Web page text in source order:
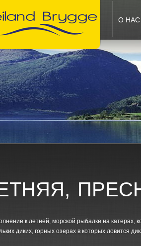
О НАС
к летней, морской рыбалке на
диких, горных озерах в которых ловится